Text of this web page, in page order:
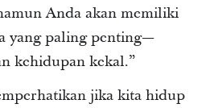
Anda akan memiliki
yang paling penting—
kehidupan kekal.”
jika kita hidup